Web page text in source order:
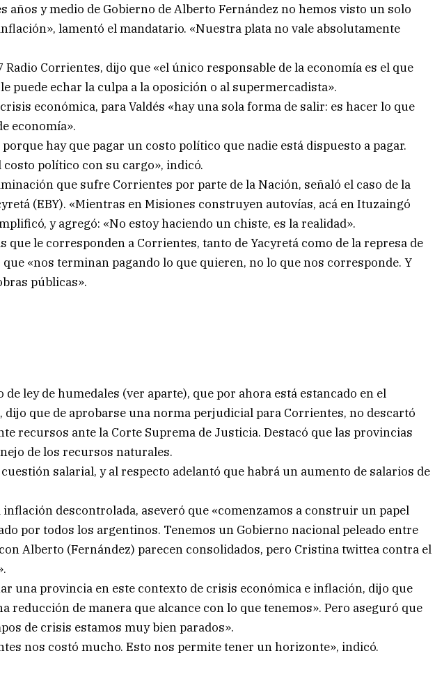
años y medio de Gobierno de Alberto Fernández no hemos visto un solo
lamentó el mandatario. «Nuestra plata no vale absolutamente
Radio Corrientes, dijo que «el único responsable de la economía es el que
puede echar la culpa a la oposición o al supermercadista».
económica, para Valdés «hay una sola forma de salir: es hacer lo que
economía».
hay que pagar un costo político que nadie está dispuesto a pagar.
político con su cargo», indicó.
que sufre Corrientes por parte de la Nación, señaló el caso de la
(EBY). «Mientras en Misiones construyen autovías, acá en Ituzaingó
y agregó: «No estoy haciendo un chiste, es la realidad».
que le corresponden a Corrientes, tanto de Yacyretá como de la represa de
que «nos terminan pagando lo que quieren, no lo que nos corresponde. Y
públicas».
de ley de humedales (ver aparte), que por ahora está estancado en el
dijo que de aprobarse una norma perjudicial para Corrientes, no descartó
recursos ante la Corte Suprema de Justicia. Destacó que las provincias
de los recursos naturales.
salarial, y al respecto adelantó que habrá un aumento de salarios de
inflación descontrolada, aseveró que «comenzamos a construir un papel
por todos los argentinos. Tenemos un Gobierno nacional peleado entre
Alberto (Fernández) parecen consolidados, pero Cristina twittea contra el
una provincia en este contexto de crisis económica e inflación, dijo que
reducción de manera que alcance con lo que tenemos». Pero aseguró que
de crisis estamos muy bien parados».
nos costó mucho. Esto nos permite tener un horizonte», indicó.